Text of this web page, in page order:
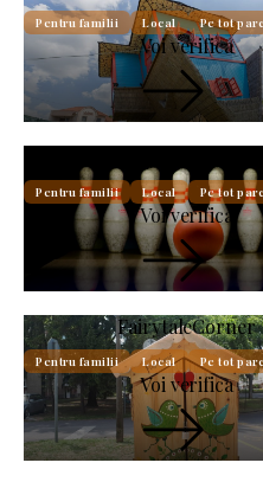
Pentru familii Local Pe tot
Voi verifica
Pentru familii Local Pe tot
Voi verifica
FairytaleCorner
Pentru familii Local Pe tot
Voi verifica